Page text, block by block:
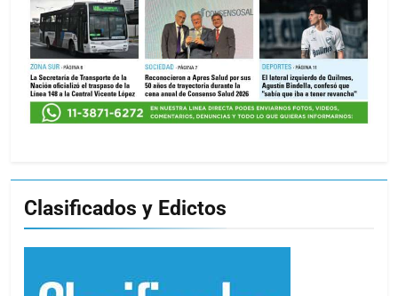
Clasificados y Edictos